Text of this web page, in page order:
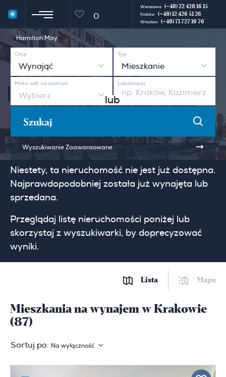
0
Warszawa (+48) 22 428 16 15
Kraków (+48) 12 426 51 26
Wrocław (+48) 71 727 19 76
Hamilton May
Chcę
Wynająć
Typ
Mieszkanie
Maks. odl. od centrum
Wybierz lub
Lokalizacja
Szukaj
Wyszukiwanie Zaawansowane
Niestety, ta nieruchomość nie jest już dostępna.
Najprawdopodobniej została już wynajęta lub
sprzedana.
Przeglądaj listę nieruchomości poniżej lub
skorzystaj z wyszukiwarki, by doprecyzować
wyniki.
Lista Mapa
Mieszkania na wynajem w Krakowie
(87)
Sortuj po: Na wyłączność